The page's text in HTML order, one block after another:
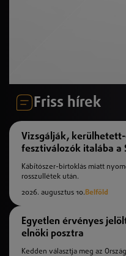
Friss hírek
Vizsgálják,
fesztiválozók italába a
Kábítószer-birtoklás miatt
rosszullétek után.
2026. augusztus 10.Belföld
Egyetlen érvényes
elnöki posztra
Kedden választja meg az